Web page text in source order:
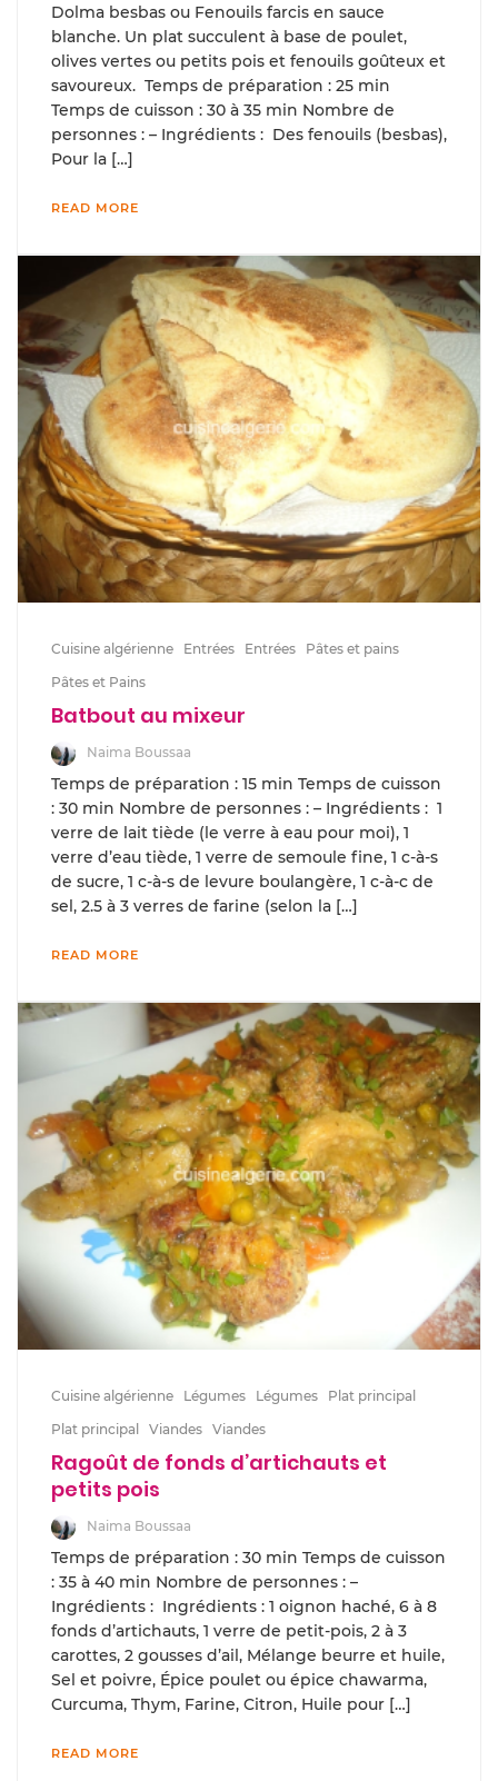
Dolma besbas ou Fenouils farcis en sauce
blanche. Un plat succulent à base de poulet,
olives vertes ou petits pois et fenouils goûteux et
savoureux. Temps de préparation : 25 min
Temps de cuisson : 30 à 35 min Nombre de
personnes : – Ingrédients : Des fenouils (besbas),
Pour la […]
READ MORE
Cuisine algérienne Entrées Entrées
Pâtes et pains
Pâtes et Pains
Batbout au mixeur
Naima Boussaa
Temps de préparation : 15 min Temps de cuisson
: 30 min Nombre de personnes : – Ingrédients : 1
verre de lait tiède (le verre à eau pour moi), 1
verre d’eau tiède, 1 verre de semoule fine, 1 c-à-s
de sucre, 1 c-à-s de levure boulangère, 1 c-à-c de
sel, 2.5 à 3 verres de farine (selon la […]
READ MORE
Cuisine algérienne Légumes Légumes
Plat principal
Plat principal Viandes Viandes
Ragoût de fonds d’artichauts et
petits pois
Naima Boussaa
Temps de préparation : 30 min Temps de cuisson
: 35 à 40 min Nombre de personnes : –
Ingrédients : Ingrédients : 1 oignon haché, 6 à 8
fonds d’artichauts, 1 verre de petit-pois, 2 à 3
carottes, 2 gousses d’ail, Mélange beurre et huile,
Sel et poivre, Épice poulet ou épice chawarma,
Curcuma, Thym, Farine, Citron, Huile pour […]
READ MORE